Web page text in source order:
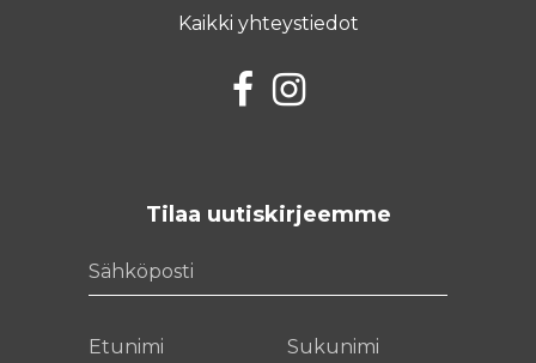
Kaikki yhteystiedot
FacebookInstagram
Tilaa uutiskirjeemme